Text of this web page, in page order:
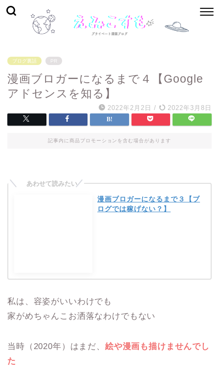
ブログ裏話 PR
漫画ブロガーになるまで４【Google
アドセンスを知る】
2022年2月2日 / 2022年3月8日
記事内に商品プロモーションを含む場合があります
漫画ブロガーになるまで３【ブ
ログでは稼げない？】
私は、容姿がいいわけでも
家がめちゃんこお洒落なわけでもない
当時（2020年）はまだ、 絵や漫画も描けませんでし
た